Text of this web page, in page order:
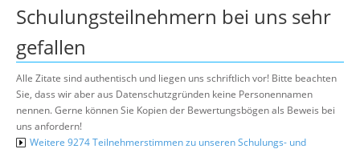
Schulungsteilnehmern bei uns sehr
gefallen
Alle Zitate sind authentisch und liegen uns schriftlich vor! Bitte beachten
Sie, dass wir aber aus Datenschutzgründen keine Personennamen
nennen. Gerne können Sie Kopien der Bewertungsbögen als Beweis bei
uns anfordern!
Weitere 9274 Teilnehmerstimmen zu unseren Schulungs- und